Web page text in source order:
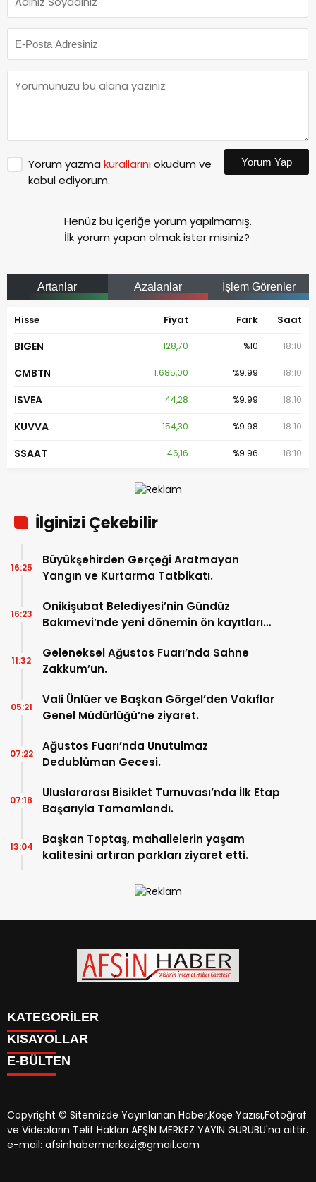
Yorum yazma kurallarınıokudum ve
kabul ediyorum.
Yorum Yap
Henüz bu içeriğe yorum yapılmamış.
İlk yorum yapan olmak ister misiniz?
Artanlar Azalanlar İşlem Görenler
Hisse Fiyat Fark Saat
BIGEN 128,70 %10 18:10
CMBTN 1.685,00 %9.99 18:10
ISVEA 44,28 %9.99 18:10
KUVVA 154,30 %9.98 18:10
SSAAT 46,16 %9.96 18:10
İlginizi Çekebilir
Büyükşehirden Gerçeği Aratmayan
Yangın ve Kurtarma Tatbikatı.
16:25
Onikişubat Belediyesi’nin Gündüz
Bakımevi’nde yeni dönemin ön kayıtları
16:23
Geleneksel Ağustos Fuarı’nda Sahne
Zakkum’un.
11:32
Vali Ünlüer ve Başkan Görgel’den Vakıflar
Genel Müdürlüğü’ne ziyaret.
05:21
Ağustos Fuarı’nda Unutulmaz
Dedublüman Gecesi.
07:22
Uluslararası Bisiklet Turnuvası’nda İlk Etap
Başarıyla Tamamlandı.
07:18
Başkan Toptaş, mahallelerin yaşam
kalitesini artıran parkları ziyaret etti.
13:04
KATEGORİLER
SİYASET
EĞİTİM
MAGAZİN
MANŞETLER
ÖZEL HABER
KISAYOLLAR
SİYASET
EĞİTİM
KÜLTÜR SANAT
MAGAZİN
MANŞETLER
E-BÜLTEN
afsinhaber.com e-bültenine abone olarak, tarafınıza haber,
duyuru ve kampanya içerikli e-postaların gönderilmesini
Copyright © Sitemizde Yayınlanan Haber,Köşe Yazısı,Fotoğraf
ve Videoların Telif Hakları AFŞİN MERKEZ YAYIN GURUBU'na aittir.
e-mail: afsinhabermerkezi@gmail.com